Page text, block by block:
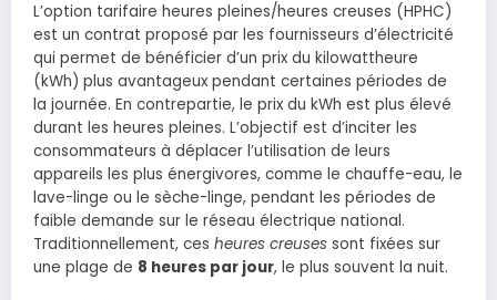
L’option tarifaire heures pleines/heures creuses (HPHC)
est un contrat proposé par les fournisseurs d’électricité
qui permet de bénéficier d’un prix du kilowattheure
(kWh) plus avantageux pendant certaines périodes de
la journée. En contrepartie, le prix du kWh est plus élevé
durant les heures pleines. L’objectif est d’inciter les
consommateurs à déplacer l’utilisation de leurs
appareils les plus énergivores, comme le chauffe-eau, le
lave-linge ou le sèche-linge, pendant les périodes de
faible demande sur le réseau électrique national.
Traditionnellement, ces heures creuses sont fixées sur
une plage de 8 heures par jour, le plus souvent la nuit.